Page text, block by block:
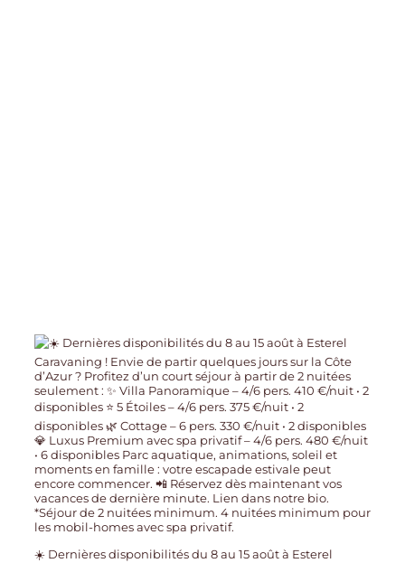
☀️ Dernières disponibilités du 8 au 15 août à Esterel